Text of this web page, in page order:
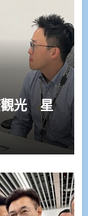
觀光 星